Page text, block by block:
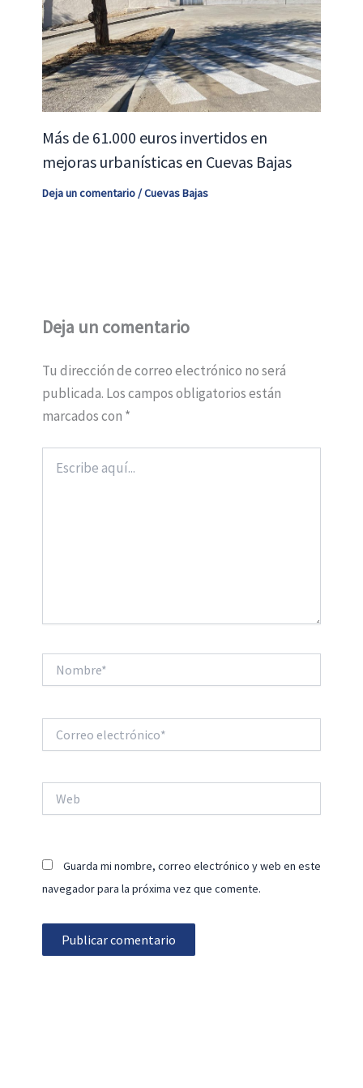
Más de 61.000 euros invertidos en
mejoras urbanísticas en Cuevas Bajas
Deja un comentario/Cuevas Bajas
Deja un comentario
Tu dirección de correo electrónico no será
publicada. Los campos obligatorios están
marcados con *
aquí...
electrónico*
Guarda mi nombre, correo electrónico y web en este
navegador para la próxima vez que comente.